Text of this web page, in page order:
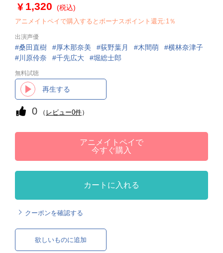
1,320 (税込)
アニメイトペイで購入するとボーナスポイント還元:1％
出演声優
桑田直樹 厚木那奈美 荻野葉月 木間萌
横林奈津子
川原伶奈
千先広大 堀総士郎
無料試聴
再生する
0 （ レビュー0件）
アニメイトペイで
今すぐ購入
カートに入れる
クーポンを確認する
欲しいものに追加